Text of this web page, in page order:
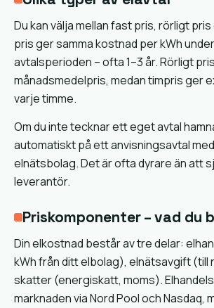
Du kan välja mellan fast pris, rörligt
pris ger samma kostnad per kWh
avtalsperioden – ofta 1–3 år. Rörligt
månadsmedelpris, medan timpris ger
varje timme.
Om du inte tecknar ett eget avtal
automatiskt på ett anvisningsavtal
elnätsbolag. Det är ofta dyrare än att
leverantör.
Priskomponenter – vad du
Din elkostnad består av tre delar:
kWh från ditt elbolag), elnätsavgift (till
skatter (energiskatt, moms).
marknaden via Nord Pool och Nasdaq,